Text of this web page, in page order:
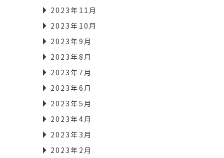
2023年11月
2023年10月
2023年9月
2023年8月
2023年7月
2023年6月
2023年5月
2023年4月
2023年3月
2023年2月